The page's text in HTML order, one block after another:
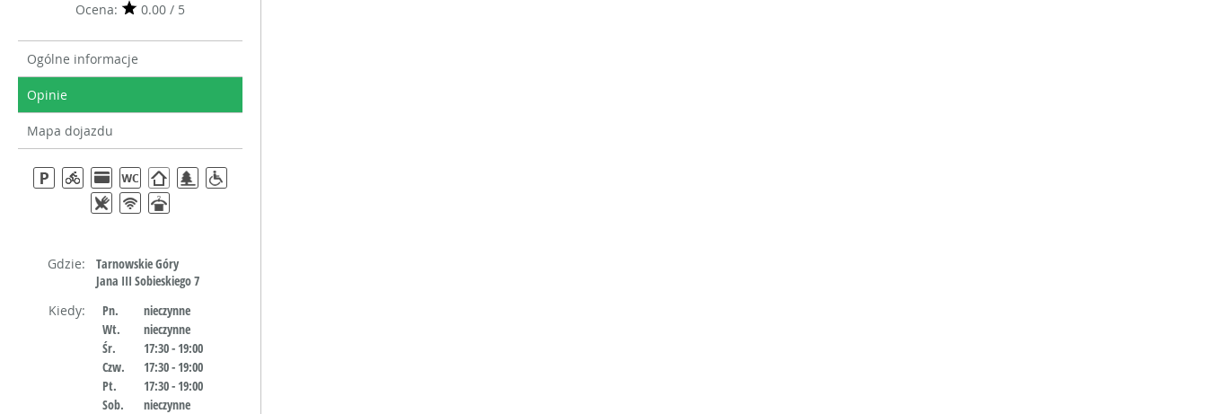
Ocena:
0.00 / 5
Ogólne informacje
Opinie
Mapa dojazdu
Gdzie:
Tarnowskie Góry
Jana III Sobieskiego 7
Kiedy:
Pn.
nieczynne
Wt.
nieczynne
Śr.
17:30 - 19:00
Czw.
17:30 - 19:00
Pt.
17:30 - 19:00
Sob.
nieczynne